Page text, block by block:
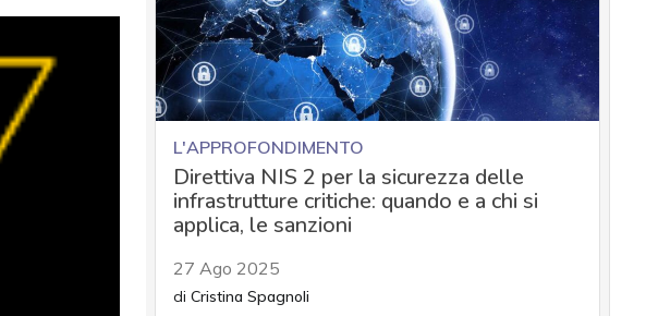
L'APPROFONDIMENTO
Direttiva NIS 2 per la sicurezza delle
infrastrutture critiche: quando e a chi si
applica, le sanzioni
27 Ago 2025
di Cristina Spagnoli